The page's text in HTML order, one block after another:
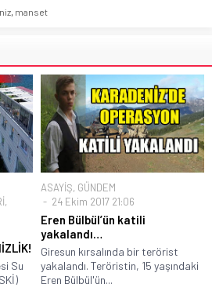
manset
,
Su
ASAYİŞ, GÜNDEM
24 Ekim 2017 21:06
Eren Bülbül’ün katili
yakalandı…
Giresun kırsalında bir terörist
yakalandı. Teröristin, 15 yaşındaki
Eren Bülbül'ün...